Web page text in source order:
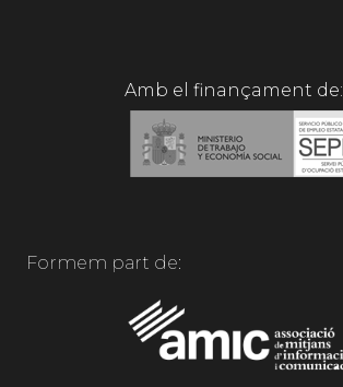
Amb el finançament de:
Formem part de: